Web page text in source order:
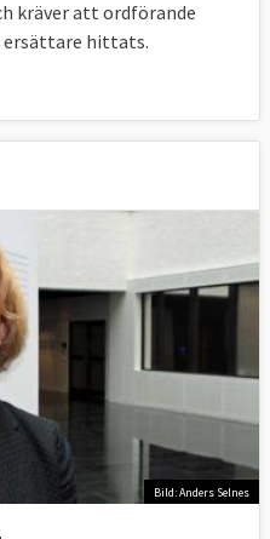
kräver att ordförande
hittats.
Bild: Anders Selnes